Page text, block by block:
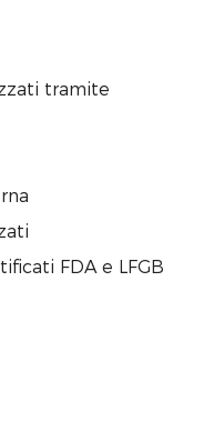
tramite
FDA e LFGB